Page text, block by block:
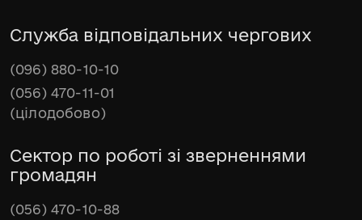
Служба відповідальних чергових
(096) 880-10-10
(056) 470-11-01
(цілодобово)
Сектор по роботі зі зверненнями
громадян
(056) 470-10-88